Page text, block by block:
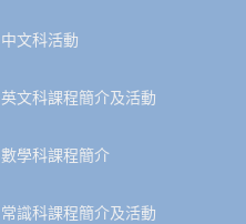
中文科活動
英文科課程簡介及活動
數學科課程簡介
常識科課程簡介及活動